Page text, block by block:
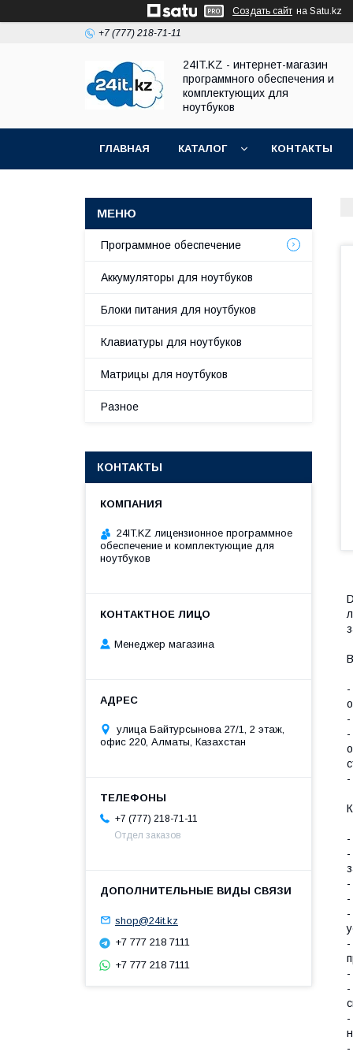
Создать сайт на Satu.kz
+7 (777) 218-71-11
24IT.KZ - интернет-магазин
программного обеспечения и
комплектующих для
ноутбуков
ГЛАВНАЯ КАТАЛОГ КОНТАКТЫ
-
-
-
-
-
-
Программное обеспечение
Аккумуляторы для ноутбуков
Блоки питания для ноутбуков
Клавиатуры для ноутбуков
Матрицы для ноутбуков
Разное
КОНТАКТЫ
24IT.KZ лицензионное программное
обеспечение и комплектующие для
ноутбуков
Менеджер магазина
улица Байтурсынова 27/1, 2 этаж,
офис 220, Алматы, Казахстан
+7 (777) 218-71-11
Отдел заказов
shop@24it.kz
+7 777 218 7111
+7 777 218 7111